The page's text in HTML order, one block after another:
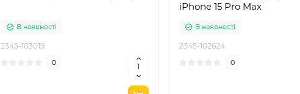
В наявності
2345-103019
0
iPhone 15 Pro Max
В наявності
2345-102624
0